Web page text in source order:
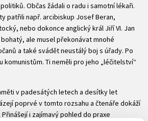
Občas žádali o radu i samotní lékaři.
patřili např. arcibiskup Josef Beran,
nebo dokonce anglický král Jiří VI. Jan
ale musel překonávat mnohé
a také svádět neustálý boj s úřady. Po
komunistům. Ti neměli pro jeho „léčitelství“
v padesátých letech a desítky let
poprvé v tomto rozsahu a čtenáře dokáží
i zajímavý pohled do praxe